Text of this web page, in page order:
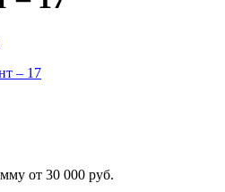
от 30 000 руб.